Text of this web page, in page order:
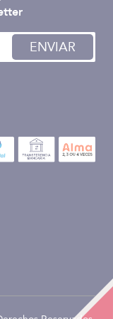
ENVIAR